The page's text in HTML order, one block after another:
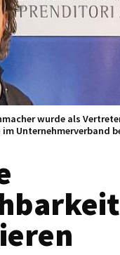
wurde als
im Unternehmerverband